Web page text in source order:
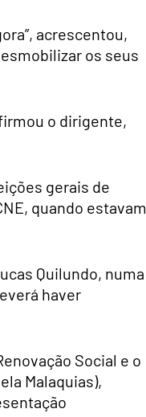
acrescentou,
os seus
o dirigente,
gerais de
quando estavam
Quilundo, numa
haver
Social e o
Malaquias),